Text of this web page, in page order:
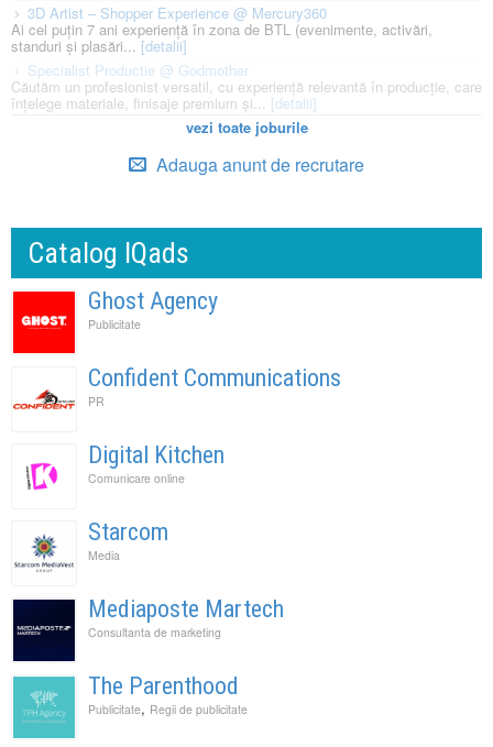
3D Artist – Shopper Experience @ Mercury360
Ai cel puțin 7 ani experiență în zona de BTL (evenimente, activări,
standuri și plasări...[detalii]
Specialist Productie @ Godmother
Căutăm un profesionist versatil, cu experiență relevantă în producție, care
înțelege materiale, finisaje premium și... [detalii]
vezi toate joburile
Adauga anunt de recrutare
Catalog IQads
Ghost Agency
Publicitate
Confident Communications
PR
Digital Kitchen
Comunicare online
Starcom
Media
Mediaposte Martech
Consultanta de marketing
The Parenthood
Publicitate, Regii de publicitate